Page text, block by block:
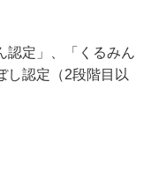
認定」、「くるみん
し認定（2段階目以